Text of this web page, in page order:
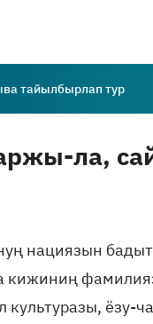
тайылбырлап тур
ла,
нациязын
кижиниң
культуразы, ёзу-